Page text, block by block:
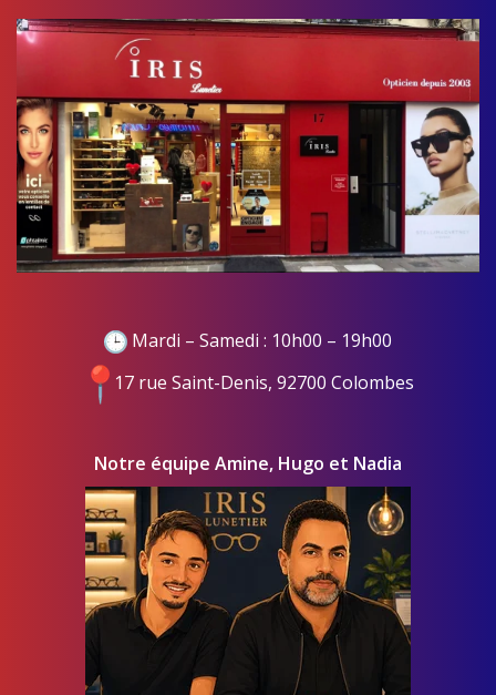
Mardi – Samedi : 10h00 – 19h00
17 rue Saint-Denis, 92700 Colombes
Notre équipe Amine, Hugo et Nadia